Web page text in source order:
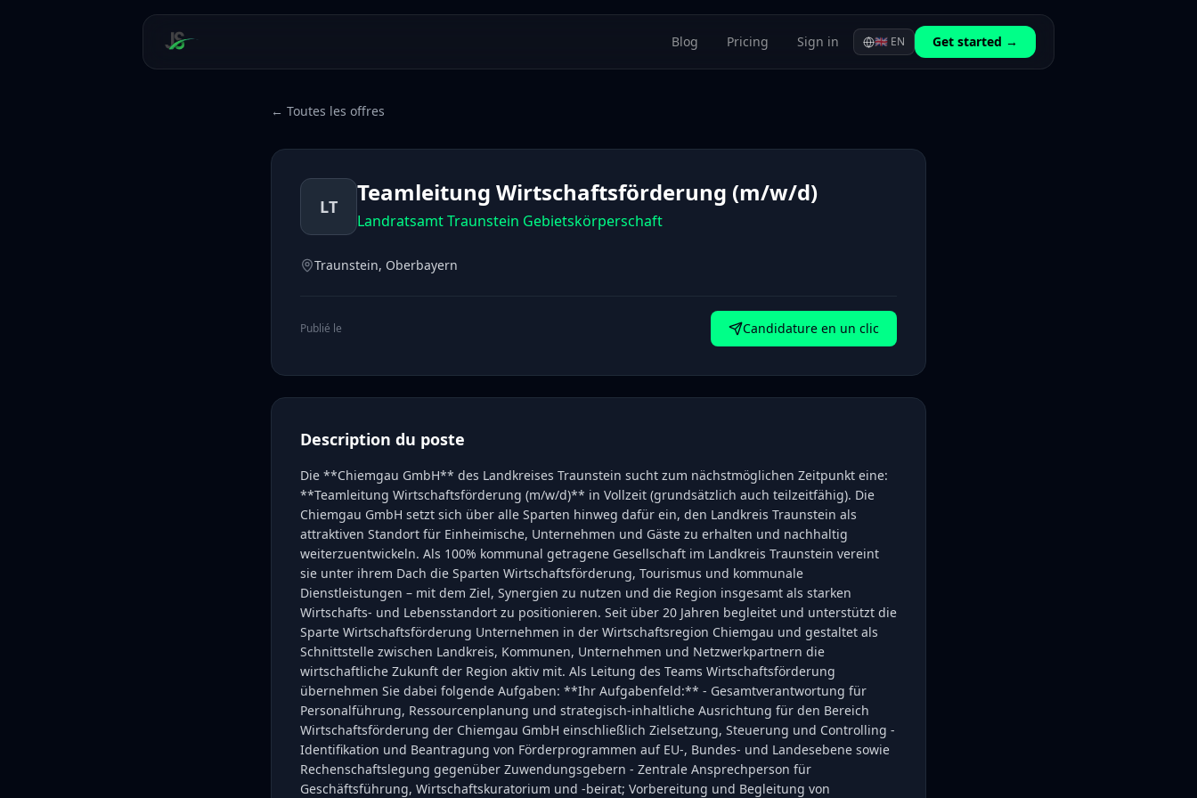
Blog Pricing Sign in 🇬🇧 EN Get started →
← Toutes les offres
LT Teamleitung Wirtschaftsförderung (m/w/d)
Landratsamt Traunstein Gebietskörperschaft
Traunstein, Oberbayern
Publié le Candidature en un clic
Description du poste
Die **Chiemgau GmbH** des Landkreises Traunstein sucht zum nächstmöglichen Zeitpunkt eine:
**Teamleitung Wirtschaftsförderung (m/w/d)** in Vollzeit (grundsätzlich auch teilzeitfähig). Die
Chiemgau GmbH setzt sich über alle Sparten hinweg dafür ein, den Landkreis Traunstein als
attraktiven Standort für Einheimische, Unternehmen und Gäste zu erhalten und nachhaltig
weiterzuentwickeln. Als 100% kommunal getragene Gesellschaft im Landkreis Traunstein vereint
sie unter ihrem Dach die Sparten Wirtschaftsförderung, Tourismus und kommunale
Dienstleistungen – mit dem Ziel, Synergien zu nutzen und die Region insgesamt als starken
Wirtschafts- und Lebensstandort zu positionieren. Seit über 20 Jahren begleitet und unterstützt die
Sparte Wirtschaftsförderung Unternehmen in der Wirtschaftsregion Chiemgau und gestaltet als
Schnittstelle zwischen Landkreis, Kommunen, Unternehmen und Netzwerkpartnern die
wirtschaftliche Zukunft der Region aktiv mit. Als Leitung des Teams Wirtschaftsförderung
übernehmen Sie dabei folgende Aufgaben: **Ihr Aufgabenfeld:** - Gesamtverantwortung für
Personalführung, Ressourcenplanung und strategisch-inhaltliche Ausrichtung für den Bereich
Wirtschaftsförderung der Chiemgau GmbH einschließlich Zielsetzung, Steuerung und Controlling -
Identifikation und Beantragung von Förderprogrammen auf EU-, Bundes- und Landesebene sowie
Rechenschaftslegung gegenüber Zuwendungsgebern - Zentrale Ansprechperson für
Geschäftsführung, Wirtschaftskuratorium und -beirat; Vorbereitung und Begleitung von